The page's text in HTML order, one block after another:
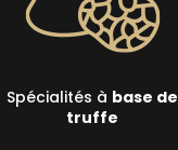
Spécialités à base de
truffe